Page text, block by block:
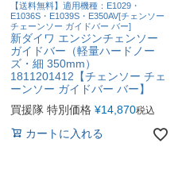
【送料無料】適用機種：E1029・
E1036S・E1039S・E350AV[チェンソー
チェーンソー ガイドバー バー]
新ダイワ エンジンチェンソー
ガイドバー（軽量ハードノー
ズ・細 350mm）
1811201412【チェンソー チェ
ーンソー ガイドバー バー】
買援隊 特別価格 ¥14,870税込
カートに入れる